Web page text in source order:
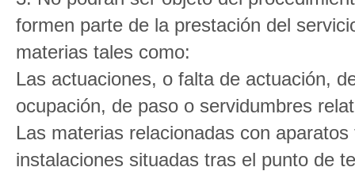
formen parte de la prestación del
materias tales como:
Las actuaciones, o falta de actuación,
ocupación, de paso o servidumbres
Las materias relacionadas con
instalaciones situadas tras el punto de